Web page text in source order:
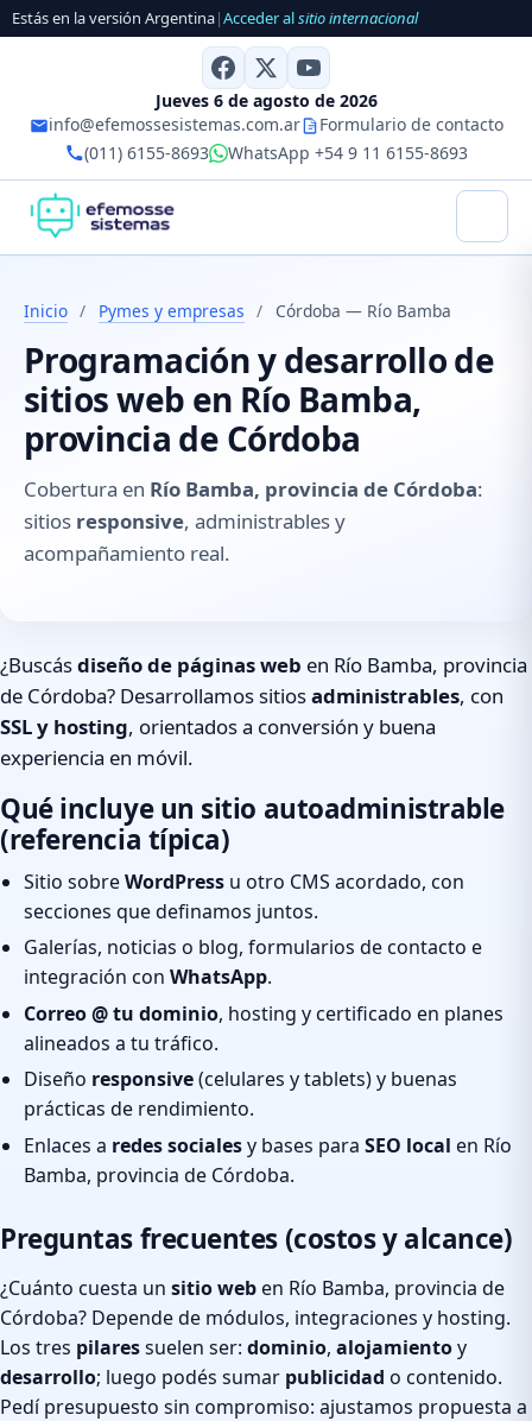
Estás en la versión Argentina|Acceder alsitio internacional
Jueves 6 de agosto de 2026
info@efemossesistemas.com.ar
Formulario de contacto
(011) 6155-8693
WhatsApp +54 9 11 6155-8693
Inicio / Pymes y empresas / Córdoba — Río Bamba
Programación y desarrollo de
sitios web en Río Bamba,
provincia de Córdoba
Cobertura en Río Bamba, provincia de Córdoba:
sitios responsive, administrables y
acompañamiento real.
¿Buscásdiseño de páginas web en Río Bamba, provincia
de Córdoba? Desarrollamos sitiosadministrables, con
SSL y hosting, orientados a conversión y buena
experiencia en móvil.
Qué incluye un sitio autoadministrable
(referencia típica)
Sitio sobreWordPress u otro CMS acordado, con
secciones que definamos juntos.
Galerías, noticias o blog, formularios de contacto e
integración con WhatsApp.
Correo @ tu dominio, hosting y certificado en planes
alineados a tu tráfico.
Diseño responsive(celulares y tablets) y buenas
prácticas de rendimiento.
Enlaces a redes socialesy bases para SEO local en Río
Bamba, provincia de Córdoba.
Preguntas frecuentes (costos y alcance)
¿Cuánto cuesta un sitio weben Río Bamba, provincia de
Córdoba? Depende de módulos, integraciones y hosting.
Los tres pilaressuelen ser: dominio, alojamientoy
desarrollo; luego podés sumar publicidad o contenido.
Pedí presupuesto sin compromiso: ajustamos propuesta a